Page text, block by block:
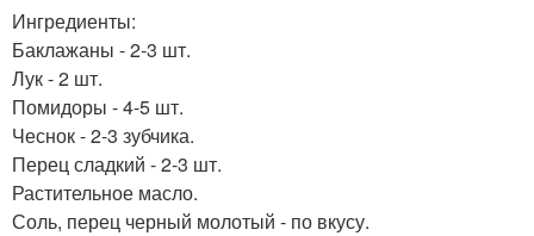
Ингредиенты:
Баклажаны - 2-3 шт.
Лук - 2 шт.
Помидоры - 4-5 шт.
Чеснок - 2-3 зубчика.
Перец сладкий - 2-3 шт.
Растительное масло.
Соль, перец черный молотый - по вкусу.